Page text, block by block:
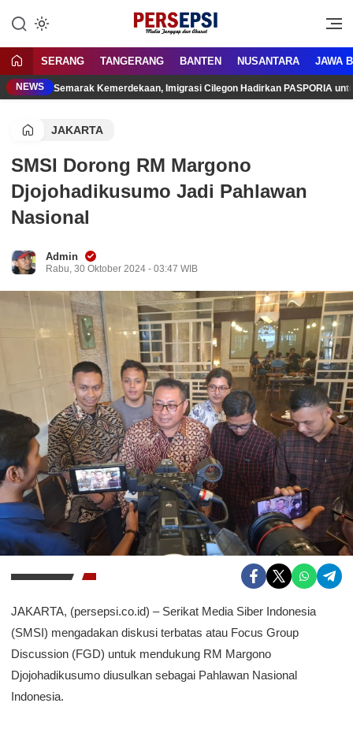
konten
Persepsi.co.id
Media Tanggap Dan Akurat
SERANG TANGERANG BANTEN NUSANTARA JAWA
NEWS Semarak Kemerdekaan, Imigrasi Cilegon Hadirkan PASPORIA
JAKARTA
SMSI Dorong RM Margono
Djojohadikusumo Jadi Pahlawan
Nasional
Admin
Rabu, 30 Oktober 2024 - 03:47 WIB
JAKARTA, (persepsi.co.id) – Serikat Media Siber Indonesia
(SMSI) mengadakan diskusi terbatas atau Focus Group
Discussion (FGD) untuk mendukung RM Margono
Djojohadikusumo diusulkan sebagai Pahlawan Nasional
Indonesia.